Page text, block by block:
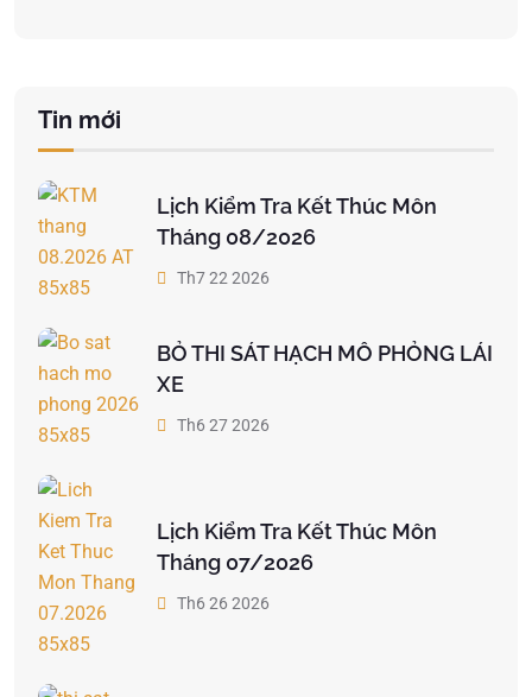
Tin mới
Lịch Kiểm Tra Kết Thúc Môn
Tháng 08/2026
Th7 22 2026
BỎ THI SÁT HẠCH MÔ PHỎNG LÁI
XE
Th6 27 2026
Lịch Kiểm Tra Kết Thúc Môn
Tháng 07/2026
Th6 26 2026